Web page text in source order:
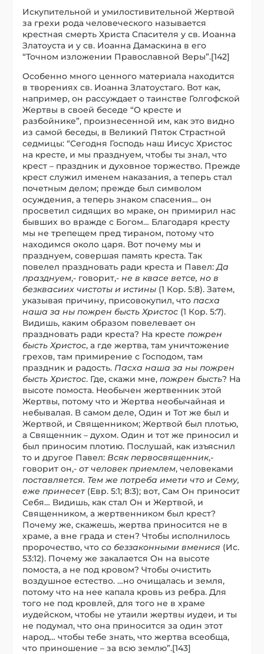
Искупительной и умилостивительной Жертвой
за грехи рода человеческого называется
крестная смерть Христа Спасителя у св. Иоанна
Златоуста и у св. Иоанна Дамаскина в его
“Точном изложении Православной Веры”.[142]
Особенно много ценного материала находится
в творениях св. Иоанна Златоустаго. Вот как,
например, он рассуждает о таинстве Голгофской
Жертвы в своей беседе “О кресте и
разбойнике”, произнесенной им, как это видно
из самой беседы, в Великий Пяток Страстной
седмицы: “Сегодня Господь наш Иисус Христос
на кресте, и мы празднуем, чтобы ты знал, что
крест – праздник и духовное торжество. Прежде
крест служил именем наказания, а теперь стал
почетным делом; прежде был символом
осуждения, а теперь знаком спасения… он
просветил сидящих во мраке, он примирил нас
бывших во вражде с Богом… Благодаря кресту
мы не трепещем пред тираном, потому что
находимся около царя. Вот почему мы и
празднуем, совершая память креста. Так
повелел праздновать ради креста и Павел:Да
празднуем,- говорит,-не в квасе ветсе, но в
безквасиих чистоты и истины (1 Кор. 5:8). Затем,
указывая причину, присовокупил, чтопасха
наша за ны пожрен бысть Христос (1 Кор. 5:7).
Видишь, каким образом повелевает он
праздновать ради креста? На крестепожрен
бысть Христос, а где жертва, там уничтожение
грехов, там примирение с Господом, там
праздник и радость. Пасха наша за ны пожрен
бысть Христос. Где, скажи мне,пожрен бысть? На
высоте помоста. Необычен жертвенник этой
Жертвы, потому что и Жертва необычайная и
небывалая. В самом деле, Один и Тот же был и
Жертвой, и Священником; Жертвой был плотью,
а Священник – духом. Один и тот же приносил и
был приносим плотию. Послушай, как изъяснил
то и другое Павел:Всяк первосвященник,-
говорит он,-от человек приемлем, человеками
поставляется. Тем же потреба имети что и Сему,
еже принесет(Евр. 5:1; 8:3); вот, Сам Он приносит
Себя… Видишь, как стал Он и Жертвой, и
Священником, а жертвенником был крест?
Почему же, скажешь, жертва приносится не в
храме, а вне града и стен? Чтобы исполнилось
пророчество, чтосо беззаконными вменися (Ис.
53:12). Почему же закалается Он на высоте
помоста, а не под кровом? Чтобы очистить
воздушное естество. …но очищалась и земля,
потому что на нее капала кровь из ребра. Для
того не под кровлей, для того не в храме
иудейском, чтобы не утаили жертвы иудеи, и ты
не подумал, что она приносится за один этот
народ… чтобы тебе знать, что жертва всеобща,
что приношение – за всю землю”.[143]